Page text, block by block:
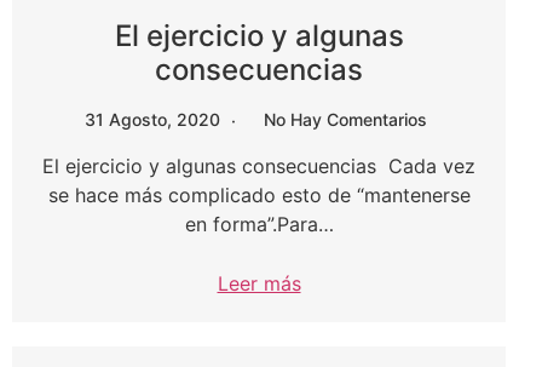
El ejercicio y algunas
consecuencias
31 Agosto, 2020 No Hay Comentarios
El ejercicio y algunas consecuencias Cada vez
se hace más complicado esto de “mantenerse
en forma”.Para…
Leer más